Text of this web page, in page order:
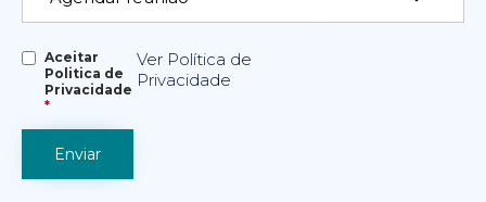
Aceitar
Politica de
Privacidade
*
Ver Política de
Privacidade